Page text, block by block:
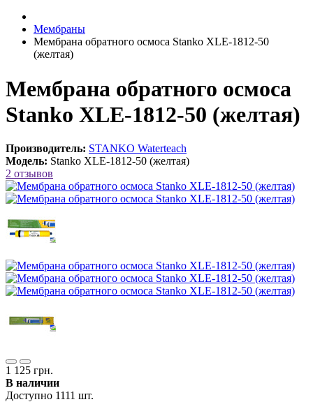
Мембраны
Мембрана обратного осмоса Stanko XLE-1812-50
(желтая)
Мембрана обратного осмоса
Stanko XLE-1812-50 (желтая)
Производитель: STANKO Waterteach
Модель: Stanko XLE-1812-50 (желтая)
2 отзывов
1 125 грн.
В наличии
Доступно 1111 шт.